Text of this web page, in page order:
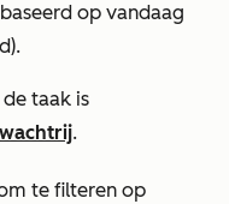
op vandaag
).
taak is
wachtrij.
te filteren op